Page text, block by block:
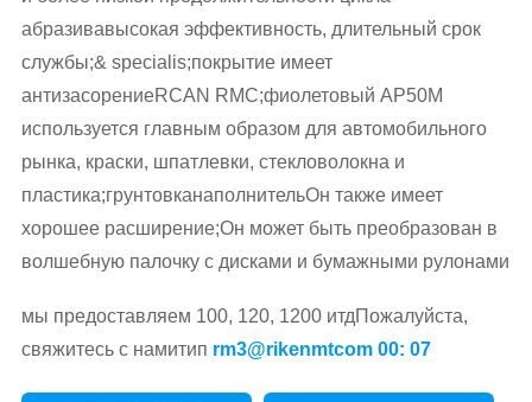
абразивавысокая эффективность, длительный срок
службы;& specialis;покрытие имеет
антизасорениеRCAN RMC;фиолетовый AP50M
используется главным образом для автомобильного
рынка, краски, шпатлевки, стекловолокна и
пластика;грунтовканаполнительОн также имеет
хорошее расширение;Он может быть преобразован в
волшебную палочку с дисками и бумажными рулонами
мы предоставляем 100, 120, 1200 итдПожалуйста,
свяжитесь с намитип rm3@rikenmtcom 00: 07